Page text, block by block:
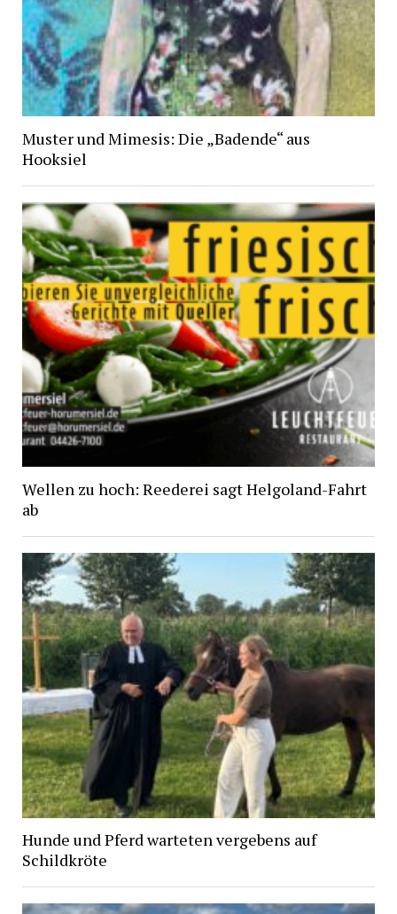
Muster und Mimesis: Die „Badende“ aus
Hooksiel
Wellen zu hoch: Reederei sagt Helgoland-Fahrt
ab
Hunde und Pferd warteten vergebens auf
Schildkröte